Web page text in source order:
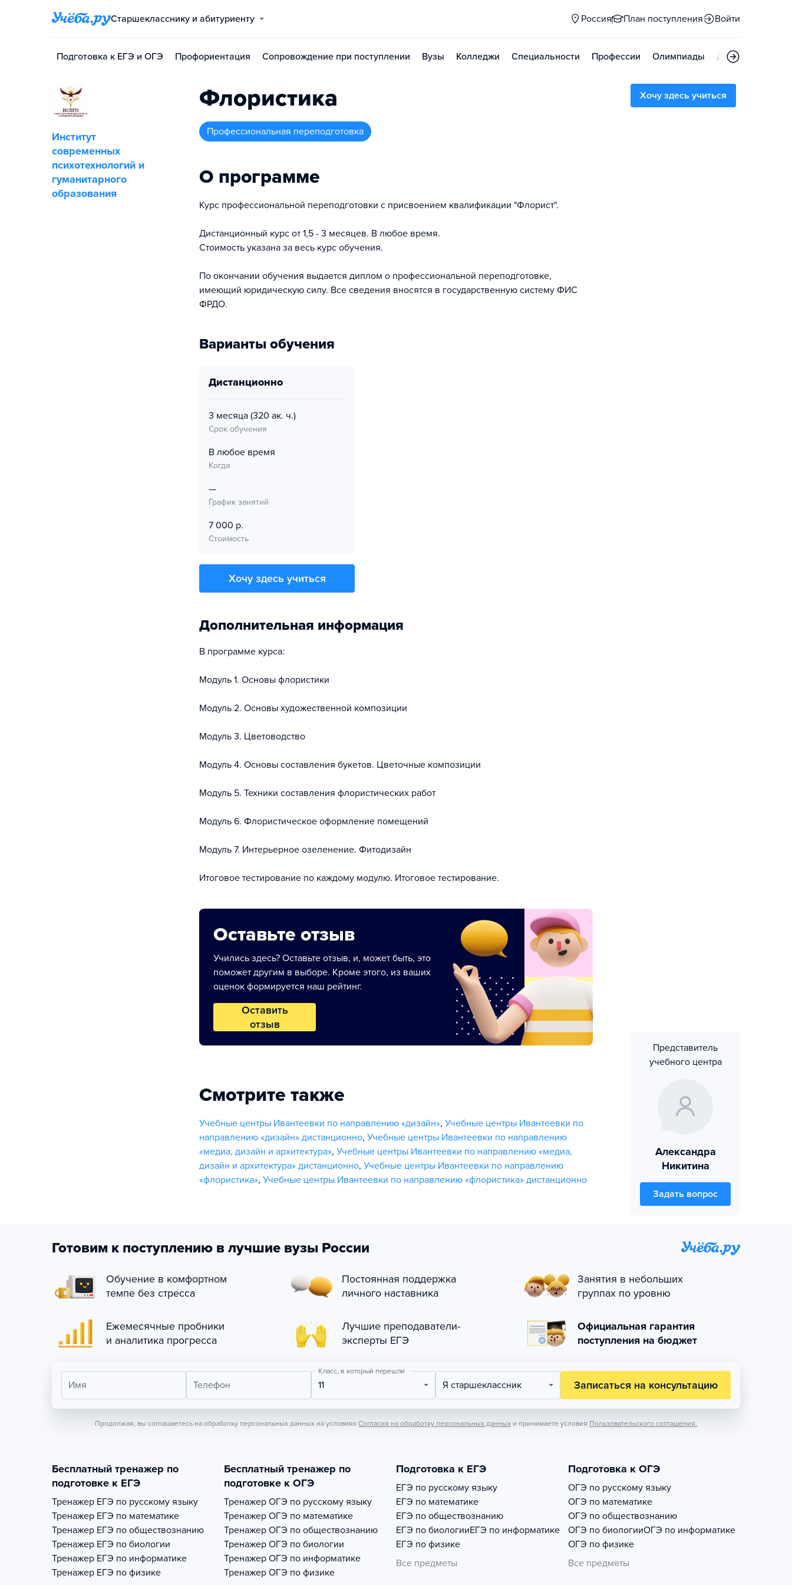
Старшекласснику и абитуриенту Россия План поступления Войти
Подготовка к ЕГЭ и ОГЭ Профориентация Сопровождение при поступлении Вузы Колледжи Специальности Профессии Олимпиады Дни открытых
Институт
современных
психотехнологий и
гуманитарного
образования
Флористика
профессиональная переподготовка
О программе
Курс профессиональной переподготовки с присвоением квалификации "Флорист".
Дистанционный курс от 1,5 - 3 месяцев. В любое время.
Стоимость указана за весь курс обучения.
По окончании обучения выдается диплом о профессиональной переподготовке,
имеющий юридическую силу. Все сведения вносятся в государственную систему ФИС
ФРДО.
Варианты обучения
дистанционно
3 месяца (320 ак. ч.)
Срок обучения
В любое время
Когда
—
График занятий
7 000 р.
Стоимость
Хочу здесь учиться
Дополнительная информация
В программе курса:
Модуль 1. Основы флористики
Модуль 2. Основы художественной композиции
Модуль 3. Цветоводство
Модуль 4. Основы составления букетов. Цветочные композиции
Модуль 5. Техники составления флористических работ
Модуль 6. Флористическое оформление помещений
Модуль 7. Интерьерное озеленение. Фитодизайн
Итоговое тестирование по каждому модулю. Итоговое тестирование.
Оставьте отзыв
Учились здесь? Оставьте отзыв, и, может быть, это
поможет другим в выборе. Кроме этого, из ваших
оценок формируется наш рейтинг.
Оставить
отзыв
Смотрите также
Учебные центры Ивантеевки по направлению «дизайн», Учебные центры Ивантеевки по
направлению «дизайн» дистанционно, Учебные центры Ивантеевки по направлению
«медиа, дизайн и архитектура», Учебные центры Ивантеевки по направлению «медиа,
дизайн и архитектура» дистанционно, Учебные центры Ивантеевки по направлению
«флористика», Учебные центры Ивантеевки по направлению «флористика» дистанционно
Хочу здесь учиться
Представитель
учебного центра
Александра
Никитина
Задать вопрос
Готовим к поступлению в лучшие вузы России
Обучение в комфортном
темпе без стресса
Постоянная поддержка
личного наставника
Занятия в небольших
группах по уровню
Ежемесячные пробники
и аналитика прогресса
Лучшие преподаватели-
эксперты ЕГЭ
Официальная гарантия
поступления на бюджет
Имя Телефон
Класс, в который перешли
11 Я старшеклассник Записаться на консультацию
Продолжая, вы соглашаетесь на обработку персональных данных на условиях Согласия на обработку персональных данных и принимаете условия Пользовательского соглашения.
Бесплатный тренажер по
подготовке к ЕГЭ
Тренажер ЕГЭ по русскому языку
Тренажер ЕГЭ по математике
Тренажер ЕГЭ по обществознанию
Тренажер ЕГЭ по биологии
Тренажер ЕГЭ по информатике
Тренажер ЕГЭ по физике
Бесплатный тренажер по
подготовке к ОГЭ
Тренажер ОГЭ по русскому языку
Тренажер ОГЭ по математике
Тренажер ОГЭ по обществознанию
Тренажер ОГЭ по биологии
Тренажер ОГЭ по информатике
Тренажер ОГЭ по физике
Подготовка к ЕГЭ
ЕГЭ по русскому языку
ЕГЭ по математике
ЕГЭ по обществознанию
ЕГЭ по биологииЕГЭ по информатике
ЕГЭ по физике
Все предметы
Подготовка к ОГЭ
ОГЭ по русскому языку
ОГЭ по математике
ОГЭ по обществознанию
ОГЭ по биологииОГЭ по информатике
ОГЭ по физике
Все предметы